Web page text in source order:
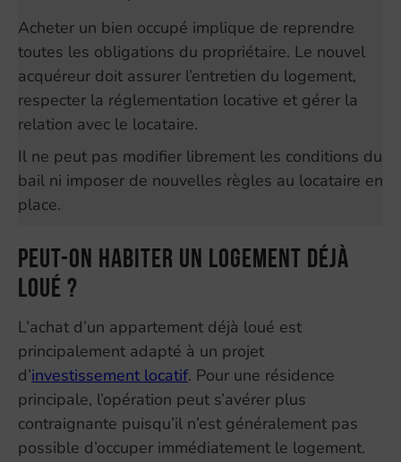
Acheter un bien occupé implique de reprendre
toutes les obligations du propriétaire. Le nouvel
acquéreur doit assurer l’entretien du logement,
respecter la réglementation locative et gérer la
relation avec le locataire.
Il ne peut pas modifier librement les conditions du
bail ni imposer de nouvelles règles au locataire en
place.
Peut-on habiter un logement déjà
loué ?
L’achat d’un appartement déjà loué est
principalement adapté à un projet
d’investissement locatif. Pour une résidence
principale, l’opération peut s’avérer plus
contraignante puisqu’il n’est généralement pas
possible d’occuper immédiatement le logement.